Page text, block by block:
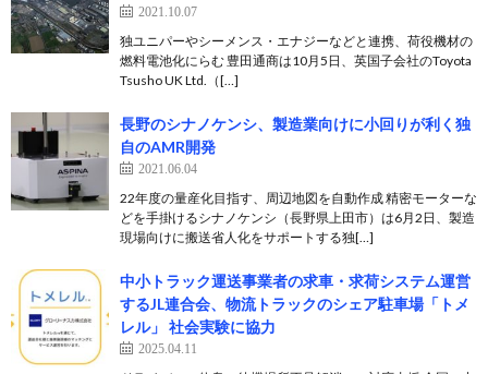
2021.10.07
独ユニパーやシーメンス・エナジーなどと連携、荷役機材の
燃料電池化にらむ 豊田通商は10月5日、英国子会社のToyota
Tsusho UK Ltd.（[…]
長野のシナノケンシ、製造業向けに小回りが利く独
自のAMR開発
2021.06.04
22年度の量産化目指す、周辺地図を自動作成 精密モーターな
どを手掛けるシナノケンシ（長野県上田市）は6月2日、製造
現場向けに搬送省人化をサポートする独[…]
中小トラック運送事業者の求車・求荷システム運営
するJL連合会、物流トラックのシェア駐⾞場「トメ
レル」 社会実験に協⼒
2025.04.11